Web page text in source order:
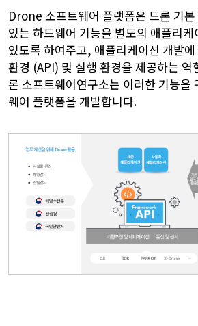
Drone 소프트웨어 플랫폼은 드론 기
있는 하드웨어 기능을 별도의 애플리
있도록 하여주고, 애플리케이션 개발
환경 (API) 및 실행 환경을 제공하는 역
론 소프트웨어연구소는 이러한 기능을
웨어 플랫폼을 개발합니다.